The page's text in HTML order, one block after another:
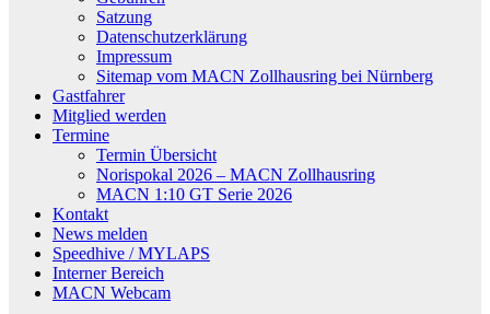
Satzung
Datenschutzerklärung
Impressum
Sitemap vom MACN Zollhausring bei Nürnberg
Gastfahrer
Mitglied werden
Termine
Termin Übersicht
Norispokal 2026 – MACN Zollhausring
MACN 1:10 GT Serie 2026
Kontakt
News melden
Speedhive / MYLAPS
Interner Bereich
MACN Webcam